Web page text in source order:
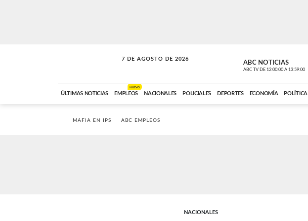
7 DE AGOSTO DE 2026
A DE LA TARDE ABC NOTICIAS
ABC TV DE 12:00:00 A 13:59:00
ÚLTIMAS NOTICIAS EMPLEOS
NUEVO
NACIONALES POLICIALES DEPORTES ECONOMÍA POLÍTICA
MAFIA EN IPS ABC EMPLEOS
NACIONALES